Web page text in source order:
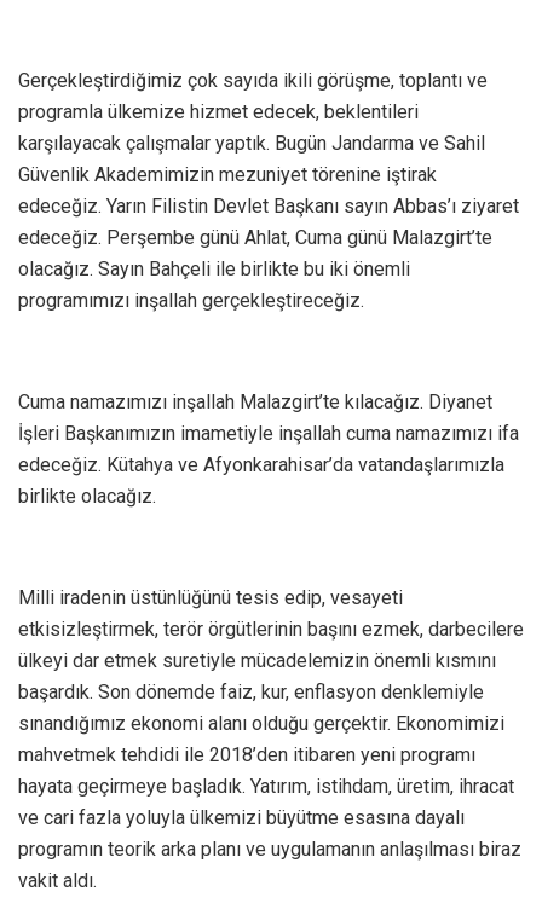
Gerçekleştirdiğimiz çok sayıda ikili görüşme, toplantı ve
programla ülkemize hizmet edecek, beklentileri
karşılayacak çalışmalar yaptık. Bugün Jandarma ve Sahil
Güvenlik Akademimizin mezuniyet törenine iştirak
edeceğiz. Yarın Filistin Devlet Başkanı sayın Abbas’ı ziyaret
edeceğiz. Perşembe günü Ahlat, Cuma günü Malazgirt’te
olacağız. Sayın Bahçeli ile birlikte bu iki önemli
programımızı inşallah gerçekleştireceğiz.
Cuma namazımızı inşallah Malazgirt’te kılacağız. Diyanet
İşleri Başkanımızın imametiyle inşallah cuma namazımızı ifa
edeceğiz. Kütahya ve Afyonkarahisar’da vatandaşlarımızla
birlikte olacağız.
Milli iradenin üstünlüğünü tesis edip, vesayeti
etkisizleştirmek, terör örgütlerinin başını ezmek, darbecilere
ülkeyi dar etmek suretiyle mücadelemizin önemli kısmını
başardık. Son dönemde faiz, kur, enflasyon denklemiyle
sınandığımız ekonomi alanı olduğu gerçektir. Ekonomimizi
mahvetmek tehdidi ile 2018’den itibaren yeni programı
hayata geçirmeye başladık. Yatırım, istihdam, üretim, ihracat
ve cari fazla yoluyla ülkemizi büyütme esasına dayalı
programın teorik arka planı ve uygulamanın anlaşılması biraz
vakit aldı.